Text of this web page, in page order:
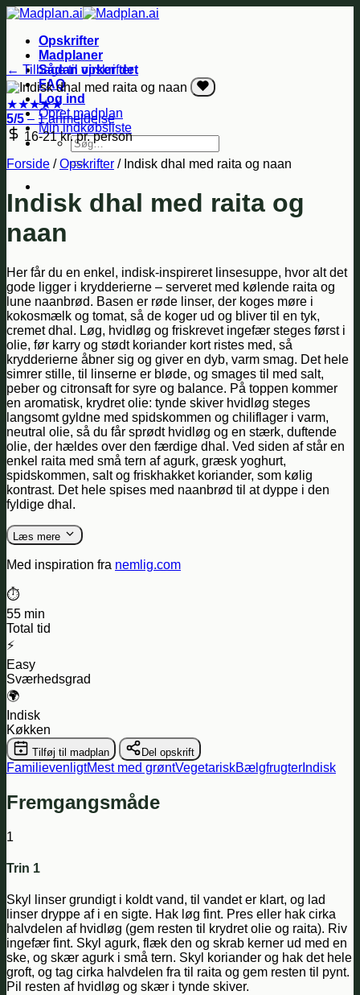
Fortsæt
indholdOpskrifter
Madplaner
Sådan virker det
FAQ
Log ind
Opret madplan
Min indkøbsliste
Søg
efter:
← Tilbage til opskrifter
★★★★★
5/5 – 1 anmeldelse
16-21 kr. pr. person
Forside /Opskrifter / Indisk dhal med raita og naan
Indisk dhal med raita og
naan
Her får du en enkel, indisk-inspireret linsesuppe, hvor alt det
gode ligger i krydderierne – serveret med kølende raita og
lune naanbrød. Basen er røde linser, der koges møre i
kokosmælk og tomat, så de koger ud og bliver til en tyk,
cremet dhal. Løg, hvidløg og friskrevet ingefær steges først i
olie, før karry og stødt koriander kort ristes med, så
krydderierne åbner sig og giver en dyb, varm smag. Det hele
simrer stille, til linserne er bløde, og smages til med salt,
peber og citronsaft for syre og balance. På toppen kommer
en aromatisk, krydret olie: tynde skiver hvidløg steges
langsomt gyldne med spidskommen og chiliflager i varm,
neutral olie, så du får sprødt hvidløg og en stærk, duftende
olie, der hældes over den færdige dhal. Ved siden af står en
enkel raita med små tern af agurk, græsk yoghurt,
spidskommen, salt og friskhakket koriander, som kølig
kontrast. Det hele spises med naanbrød til at dyppe i den
fyldige dhal.
Læs mere
Med inspiration fra nemlig.com
⏱️
55 min
Total tid
⚡
Easy
Sværhedsgrad
🌍
Indisk
Køkken
Tilføj til madplan Del opskrift
FamilievenligtMest med grøntVegetariskBælgfrugter Indisk
Fremgangsmåde
1
Trin 1
Skyl linser grundigt i koldt vand, til vandet er klart, og lad
linser dryppe af i en sigte. Hak løg fint. Pres eller hak cirka
halvdelen af hvidløg (gem resten til krydret olie og raita). Riv
ingefær fint. Skyl agurk, flæk den og skrab kerner ud med en
ske, og skær agurk i små tern. Skyl koriander og hak det hele
groft, og tag cirka halvdelen fra til raita og gem resten til pynt.
Pil resten af hvidløg og skær i tynde skiver.